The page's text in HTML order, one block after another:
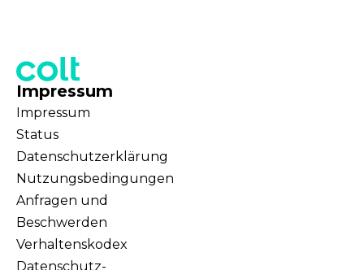
Impressum
Impressum
Status
Datenschutzerklärung
Nutzungsbedingungen
Anfragen und
Beschwerden
Verhaltenskodex
Datenschutz-